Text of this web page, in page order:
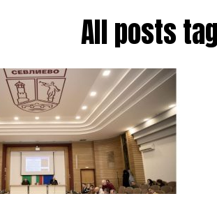
All posts